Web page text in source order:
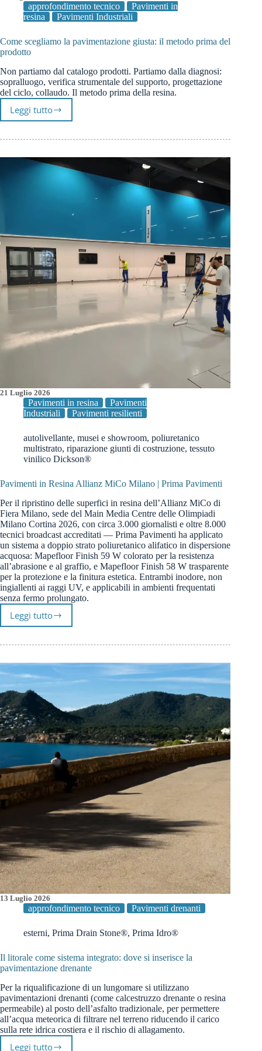
approfondimento tecnico
Pavimenti in
resina
Pavimenti Industriali
Come scegliamo la pavimentazione giusta: il metodo prima del
prodotto
Non partiamo dal catalogo prodotti. Partiamo dalla diagnosi:
sopralluogo, verifica strumentale del supporto, progettazione
del ciclo, collaudo. Il metodo prima della resina.
Leggi tutto
Come
la
giusta:
metodo
21 Luglio 2026
Pavimenti in resina
Pavimenti
Industriali
Pavimenti resilienti
autolivellante, musei e showroom, poliuretanico
multistrato, riparazione giunti di costruzione, tessuto
vinilico Dickson®
Pavimenti in Resina Allianz MiCo Milano | Prima Pavimenti
Per il ripristino delle superfici in resina dell’Allianz MiCo di
Fiera Milano, sede del Main Media Centre delle Olimpiadi
Milano Cortina 2026, con circa 3.000 giornalisti e oltre 8.000
tecnici broadcast accreditati — Prima Pavimenti ha applicato
un sistema a doppio strato poliuretanico alifatico in dispersione
acquosa: Mapefloor Finish 59 W colorato per la resistenza
all’abrasione e al graffio, e Mapefloor Finish 58 W trasparente
per la protezione e la finitura estetica. Entrambi inodore, non
ingiallenti ai raggi UV, e applicabili in ambienti frequentati
senza fermo prolungato.
Leggi tuttoPavimenti
Resina
MiCo
Milano
|
Prima
Pavimenti
13 Luglio 2026
approfondimento tecnico Pavimenti drenanti
esterni, Prima Drain Stone®, Prima Idro®
Il litorale come sistema integrato: dove si inserisce la
pavimentazione drenante
Per la riqualificazione di un lungomare si utilizzano
pavimentazioni drenanti (come calcestruzzo drenante o resina
permeabile) al posto dell’asfalto tradizionale, per permettere
all’acqua meteorica di filtrare nel terreno riducendo il carico
sulla rete idrica costiera e il rischio di allagamento.
Leggi tutto